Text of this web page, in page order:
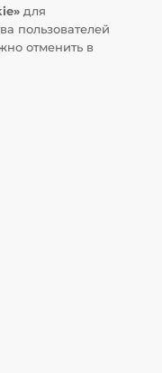
для
пользователей
отменить в